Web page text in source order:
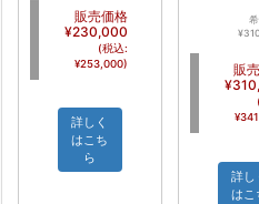
販売価格
¥230,000
(税込:
¥253,000)
詳しく
はこち
ら
販
詳し
はこ